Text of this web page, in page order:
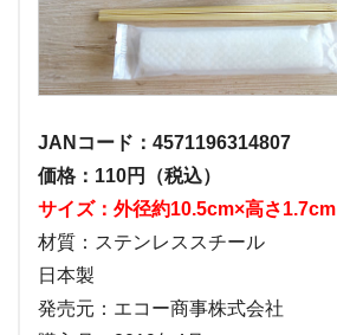
JANコード：4571196314807
価格：110円（税込）
サイズ：外径約10.5cm×高さ1.7cm
材質：ステンレススチール
日本製
発売元：エコー商事株式会社